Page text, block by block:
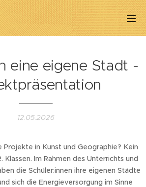
eine eigene Stadt -
12.05.2026
in Kunst und Geographie? Kein
Klassen. Im Rahmen des Unterrichts und
die Schüler:innen ihre eigenen Städte
sich die Energieversorgung im Sinne